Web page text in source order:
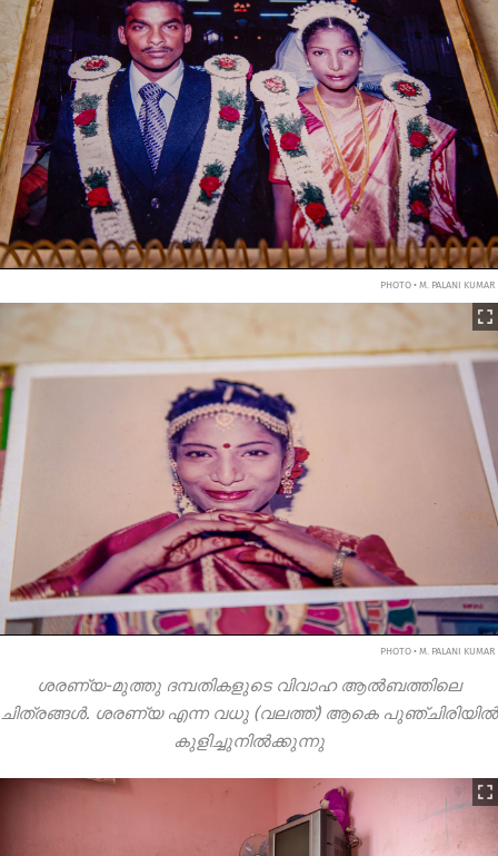
PHOTO • M. PALANI KUMAR
PHOTO • M. PALANI KUMAR
ശരണ്യ-മുത്തു ദമ്പതികളുടെ വിവാഹ ആൽബത്തിലെ
ചിത്രങ്ങൾ. ശരണ്യ എന്ന വധു (വലത്ത്) ആകെ പുഞ്ചിരിയിൽ
കുളിച്ചുനിൽക്കുന്നു